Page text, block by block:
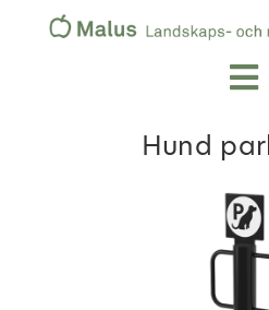
Hund